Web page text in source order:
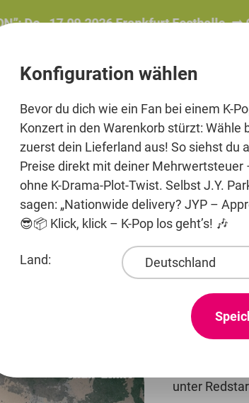
Frankfurt Festhalle. ➡️ GET YOUR
Beauty Pre-Order Printmedien
TIOT (티아
unter
Konfiguration wählen
Bevor du dich wie ein Fan bei einem K-
Konzert in den Warenkorb stürzt: Wähle
zuerst dein Lieferland aus! So siehst du
Preise direkt mit deiner Mehrwertsteuer
ohne K-Drama-Plot-Twist. Selbst J.Y.
sagen: „Nationwide delivery? JYP –
😎📦 Klick, klick – K-Pop los geht’s! 🎶
Land: